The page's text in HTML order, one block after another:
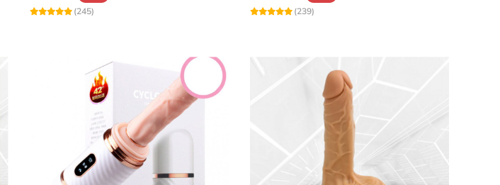
(245)
(239)